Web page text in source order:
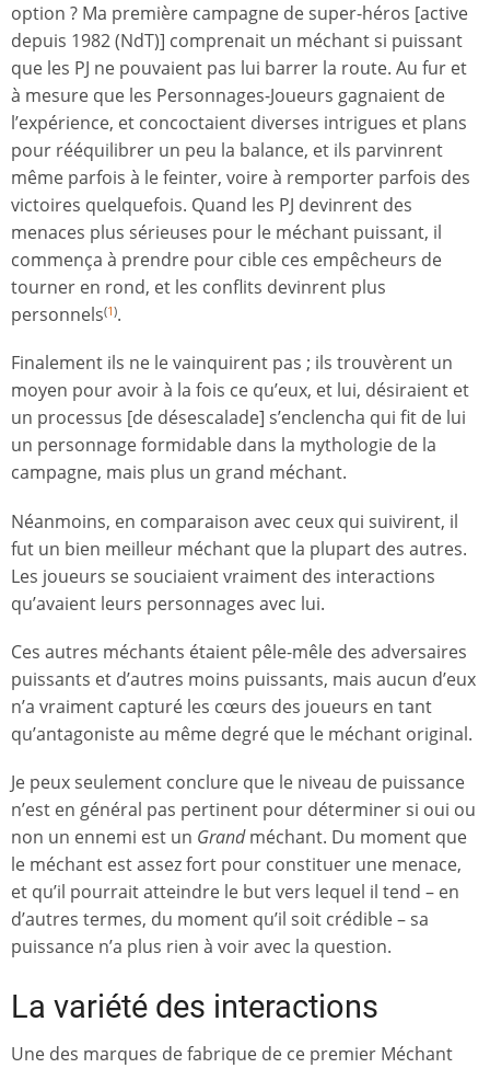
option ? Ma première campagne de super-héros [active
depuis 1982 (NdT)] comprenait un méchant si puissant
que les PJ ne pouvaient pas lui barrer la route. Au fur et
à mesure que les Personnages-Joueurs gagnaient de
l’expérience, et concoctaient diverses intrigues et plans
pour rééquilibrer un peu la balance, et ils parvinrent
même parfois à le feinter, voire à remporter parfois des
victoires quelquefois. Quand les PJ devinrent des
menaces plus sérieuses pour le méchant puissant, il
commença à prendre pour cible ces empêcheurs de
tourner en rond, et les conflits devinrent plus
personnels(1).
Finalement ils ne le vainquirent pas ; ils trouvèrent un
moyen pour avoir à la fois ce qu’eux, et lui, désiraient et
un processus [de désescalade] s’enclencha qui fit de lui
un personnage formidable dans la mythologie de la
campagne, mais plus un grand méchant.
Néanmoins, en comparaison avec ceux qui suivirent, il
fut un bien meilleur méchant que la plupart des autres.
Les joueurs se souciaient vraiment des interactions
qu’avaient leurs personnages avec lui.
Ces autres méchants étaient pêle-mêle des adversaires
puissants et d’autres moins puissants, mais aucun d’eux
n’a vraiment capturé les cœurs des joueurs en tant
qu’antagoniste au même degré que le méchant original.
Je peux seulement conclure que le niveau de puissance
n’est en général pas pertinent pour déterminer si oui ou
non un ennemi est un Grandméchant. Du moment que
le méchant est assez fort pour constituer une menace,
et qu’il pourrait atteindre le but vers lequel il tend – en
d’autres termes, du moment qu’il soit crédible – sa
puissance n’a plus rien à voir avec la question.
La variété des interactions
Une des marques de fabrique de ce premier Méchant